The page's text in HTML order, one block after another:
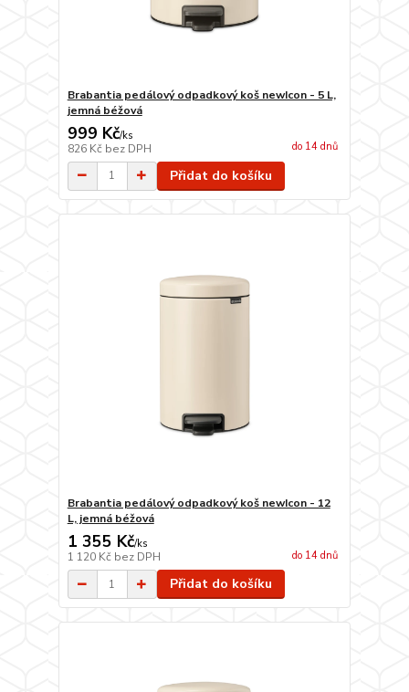
Brabantia pedálový odpadkový koš newIcon - 5 L,
jemná béžová
999 Kč/ks
826 Kč bez DPH do 14 dnů
Přidat do košíku
Brabantia pedálový odpadkový koš newIcon - 12
L, jemná béžová
1 355 Kč/ks
1 120 Kč bez DPH do 14 dnů
Přidat do košíku